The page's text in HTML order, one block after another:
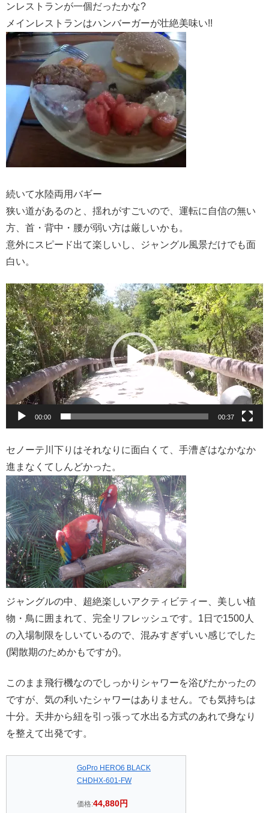
ンレストランが一個だったかな?
メインレストランはハンバーガーが壮絶美味い!!
続いて水陸両用バギー
狭い道があるのと、揺れがすごいので、運転に自信の無い
方、首・背中・腰が弱い方は厳しいかも。
意外にスピード出て楽しいし、ジャングル風景だけでも面
白い。
動
画
プ
レ
ー
ヤ
ー
00:00 00:37
セノーテ川下りはそれなりに面白くて、手漕ぎはなかなか
進まなくてしんどかった。
ジャングルの中、超絶楽しいアクティビティー、美しい植
物・鳥に囲まれて、完全リフレッシュです。1日で1500人
の入場制限をしいているので、混みすぎずいい感じでした
(閑散期のためかもですが)。
このまま飛行機なのでしっかりシャワーを浴びたかったの
ですが、気の利いたシャワーはありません。でも気持ちは
十分。天井から紐を引っ張って水出る方式のあれで身なり
を整えて出発です。
GoPro HERO6 BLACK
CHDHX-601-FW
価格:44,880円